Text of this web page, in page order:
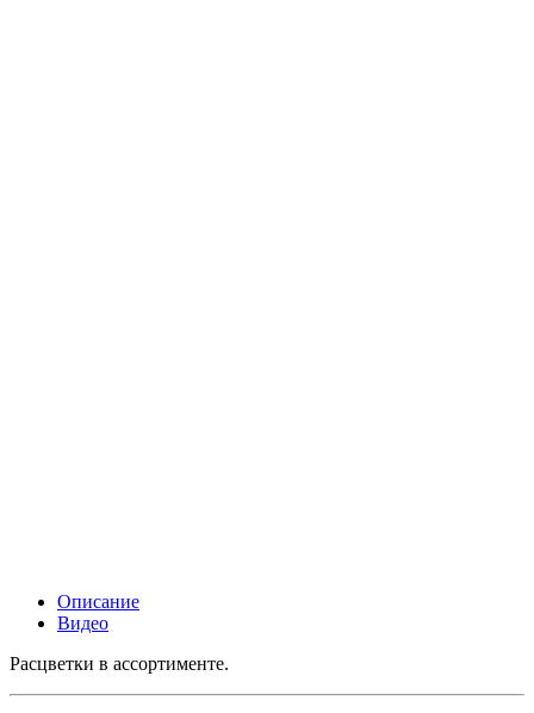
Описание
Видео
Расцветки в ассортименте.